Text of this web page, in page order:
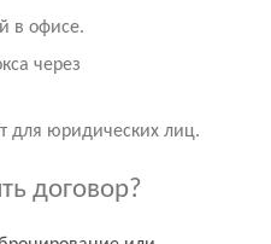
в офисе.
через
для юридических лиц.
договор?